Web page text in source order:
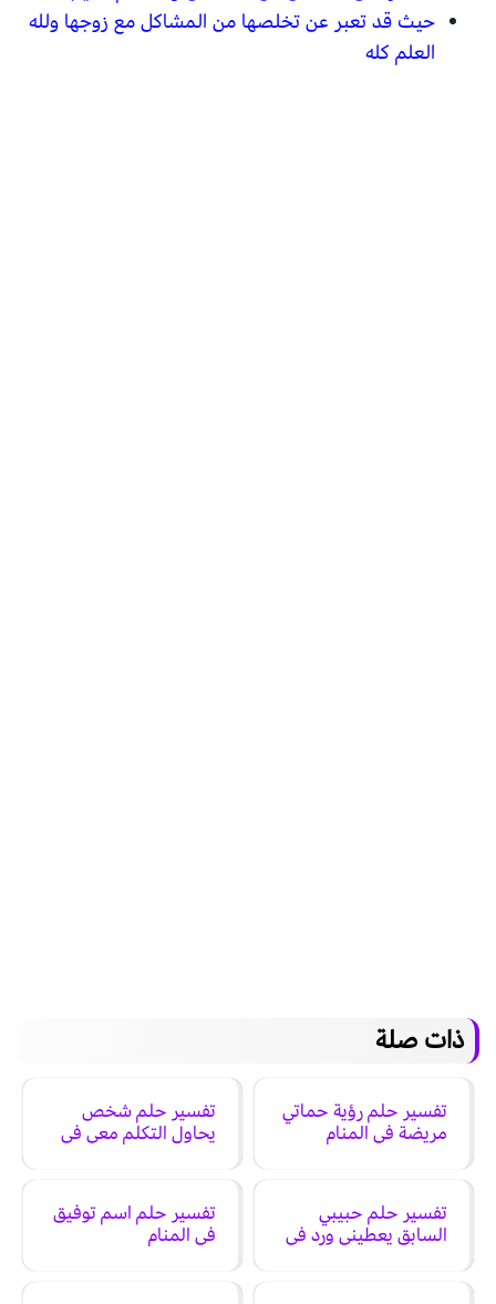
حيث قد تعبر عن تخلصها من المشاكل مع زوجها ولله
العلم كله
ذات صلة
تفسير حلم رؤية حماتي
مريضة في المنام
تفسير حلم شخص
يحاول التكلم معي في
تفسير حلم حبيبي
السابق يعطيني ورد في
تفسير حلم اسم توفيق
في المنام